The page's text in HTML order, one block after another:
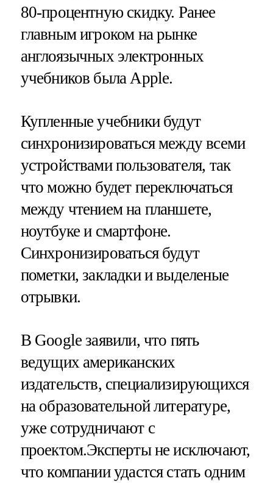
80-процентную скидку. Ранее
главным игроком на рынке
англоязычных электронных
учебников была Apple.
Купленные учебники будут
синхронизироваться между всеми
устройствами пользователя, так
что можно будет переключаться
между чтением на планшете,
ноутбуке и смартфоне.
Синхронизироваться будут
пометки, закладки и выделеные
отрывки.
В Google заявили, что пять
ведущих американских
издательств, специализирующихся
на образовательной литературе,
уже сотрудничают с
проектом.Эксперты не исключают,
что компании удастся стать одним